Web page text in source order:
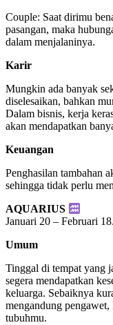
Couple: Saat dirimu
pasangan, maka
dalam menjalaninya.
Karir
Mungkin ada banyak
diselesaikan, bahkan
Dalam bisnis, kerja
akan mendapatkan
Keuangan
Penghasilan tambahan
sehingga tidak perlu
AQUARIUS
Januari 20 – Februari 18.
Umum
Tinggal di tempat yang
segera mendapatkan
keluarga. Sebaiknya
mengandung
tubuhmu.